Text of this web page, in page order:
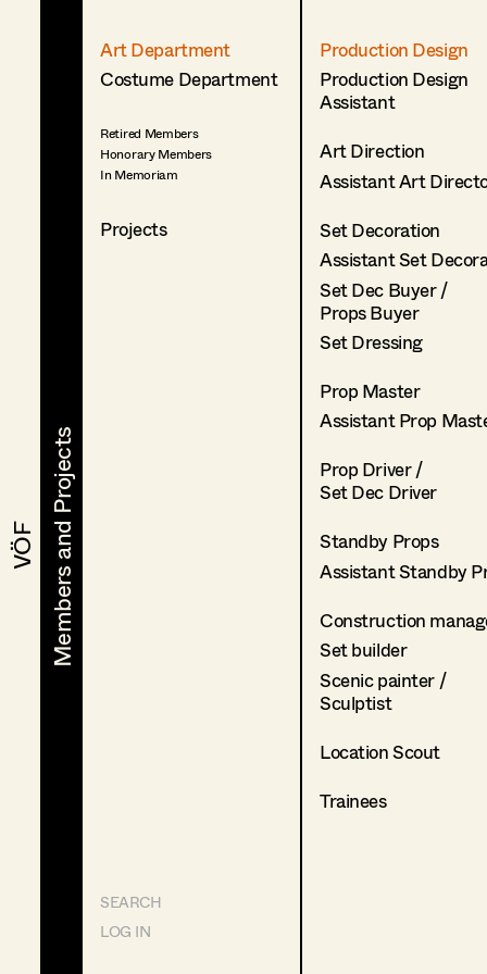
VÖF
VÖF Members and Projects
Members and Projects
Art Department
Costume Department
Retired Members
Honorary Members
In Memoriam
Projects
SEARCH
LOG IN
Production Design
Production Design
Assistant
Art Direction
Assistant Art
Set Decoration
Assistant Set
Set Dec Buyer /
Props Buyer
Set Dressing
Prop Master
Assistant Prop
Prop Driver /
Set Dec Driver
Standby Props
Assistant Standby
Construction
Set builder
Scenic painter /
Sculptist
Location Scout
Trainees